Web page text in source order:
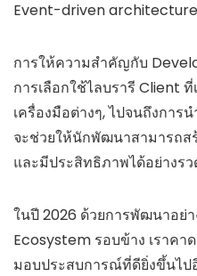
Event-driven
การให้ความสำคัญกับ
การเลือกใช้ไลบรารี Client
เครื่องมือต่างๆ, ไปจนถึงกา
จะช่วยให้นักพัฒนาสามารถ
และมีประสิทธิภาพได้อย่างรว
ในปี 2026 ด้วยการพัฒนาอย่า
Ecosystem รอบข้าง เราคา
มอบประสบการณ์ที่ดียิ่งขึ้นไ